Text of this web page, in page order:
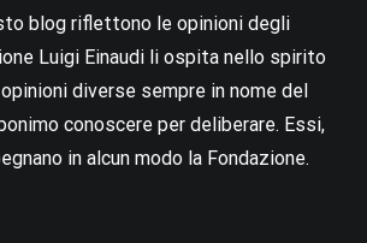
blog riflettono le opinioni degli
Luigi Einaudi li ospita nello spirito
diverse sempre in nome del
conoscere per deliberare. Essi,
in alcun modo la Fondazione.